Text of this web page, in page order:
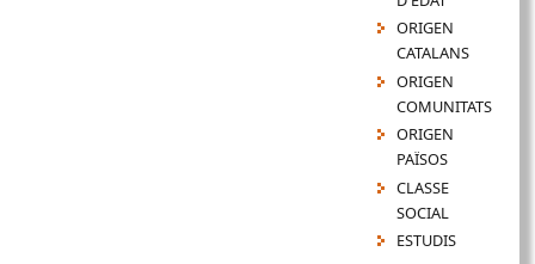
ORIGEN
CATALANS
ORIGEN
COMUNITATS
ORIGEN
PAÏSOS
CLASSE
SOCIAL
ESTUDIS